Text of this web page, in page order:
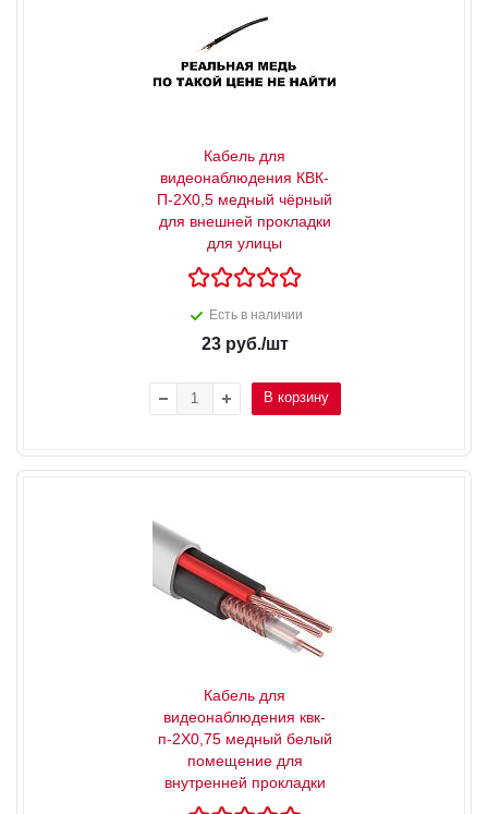
Кабель для
видеонаблюдения КВК-
П-2X0,5 медный чёрный
для внешней прокладки
для улицы
Есть в наличии
23руб./шт
В корзину
Кабель для
видеонаблюдения квк-
п-2X0,75 медный белый
помещение для
внутренней прокладки